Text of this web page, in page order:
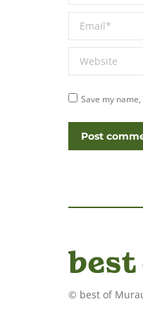
Email *
Website
Save my
Post
© best of